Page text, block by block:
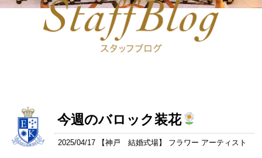
今週のバロック装花
2025/04/17 【神戸 結婚式場】 フラワー アーティスト